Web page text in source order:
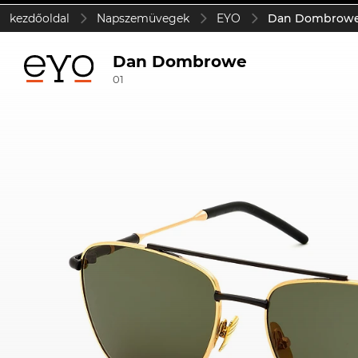
kezdőoldal Napszemüvegek EYO Dan
Dan Dombrowe
01